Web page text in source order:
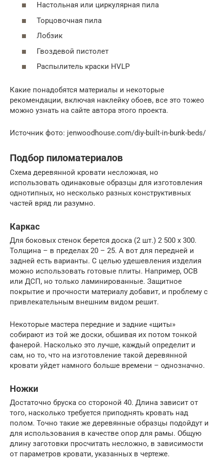
Настольная или циркулярная пила
Торцовочная пила
Лобзик
Гвоздевой пистолет
Распылитель краски HVLP
Какие понадобятся материалы и некоторые
рекомендации, включая наклейку обоев, все это тожео
можно узнать на сайте автора этого проекта.
Источник фото: jenwoodhouse.com/diy-built-in-bunk-beds/
Подбор пиломатериалов
Схема деревянной кровати несложная, но
использовать одинаковые образцы для изготовления
однотипных, но несколько разных конструктивных
частей вряд ли разумно.
Каркас
Для боковых стенок берется доска (2 шт.) 2 500 х 300.
Толщина – в пределах 20 – 25. А вот для передней и
задней есть варианты. С целью удешевления изделия
можно использовать готовые плиты. Например, ОСВ
или ДСП, но только ламинированные. Защитное
покрытие и прочности материалу добавит, и проблему с
привлекательным внешним видом решит.
Некоторые мастера передние и задние «щиты»
собирают из той же доски, обшивая их потом тонкой
фанерой. Насколько это лучше, каждый определит и
сам, но то, что на изготовление такой деревянной
кровати уйдет намного больше времени – однозначно.
Ножки
Достаточно бруска со стороной 40. Длина зависит от
того, насколько требуется приподнять кровать над
полом. Точно такие же деревянные образцы подойдут и
для использования в качестве опор для рамы. Общую
длину заготовки просчитать несложно, в зависимости
от параметров кровати, указанных в чертеже.